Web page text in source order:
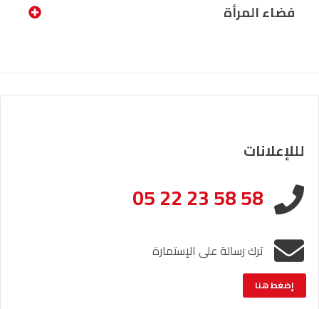
فضاء المرأة
لللإعلانات
05 22 23 58 58
ترك رسالة على الإستمارة
إضغط هنا